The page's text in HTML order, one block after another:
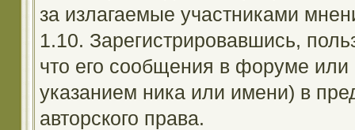
за излагаемые участниками
1.10. Зарегистрировавшись,
что его сообщения в форуме или
указанием ника или имени) в
авторского права.